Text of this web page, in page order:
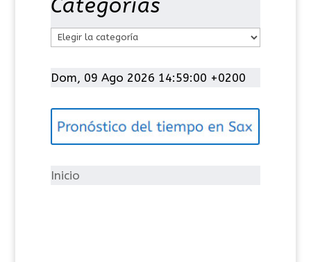
Categorías
t
g
í
Dom, 09 Ago 2026 14:59:00 +0200
Inicio